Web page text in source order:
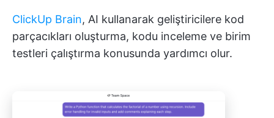
ClickUp Brain, AI kullanarak geliştiricilere kod
parçacıkları oluşturma, kodu inceleme ve birim
testleri çalıştırma konusunda yardımcı olur.